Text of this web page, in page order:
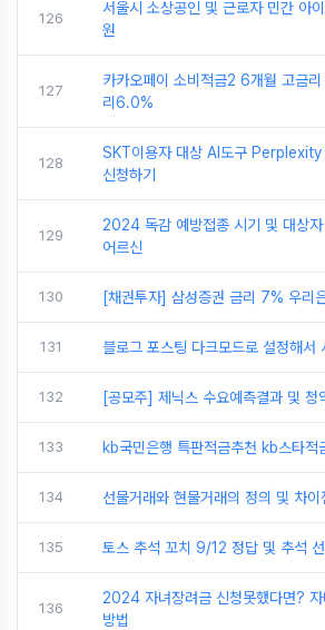
126
서울시 소상공인 및 근로자 민간 아
원
127
카카오페이 소비적금2 6개월 고금
리6.0%
128
SKT이용자 대상 AI도구 Perplexity
신청하기
129
2024 독감 예방접종 시기 및 대상자
어르신
130 [채권투자] 삼성증권 금리 7% 우리
131 블로그 포스팅 다크모드로 설정해서
132 [공모주] 제닉스 수요예측결과 및 청
133 kb국민은행 특판적금추천 kb스타
134 선물거래와 현물거래의 정의 및 차이
135 토스 추석 꼬치 9/12 정답 및 추석
136
2024 자녀장려금 신청못했다면? 자
방법